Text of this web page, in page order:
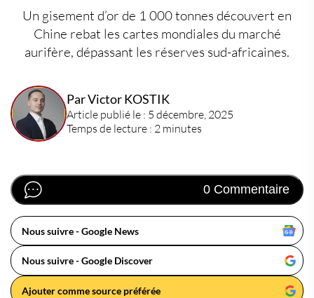
Un gisement d’or de 1 000 tonnes découvert en
Chine rebat les cartes mondiales du marché
aurifère, dépassant les réserves sud-africaines.
Par Victor KOSTIK
Article publié le : 5 décembre, 2025
Temps de lecture : 2 minutes
0 Commentaire
Nous suivre - Google News
Nous suivre - Google Discover
Ajouter comme source préférée